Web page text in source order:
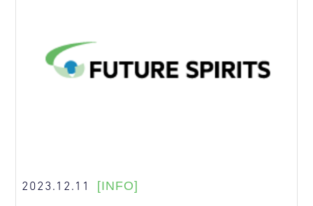
2023.12.11 [INFO]